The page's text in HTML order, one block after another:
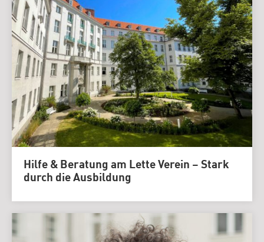
Hilfe & Beratung am Lette Verein – Stark
durch die Ausbildung